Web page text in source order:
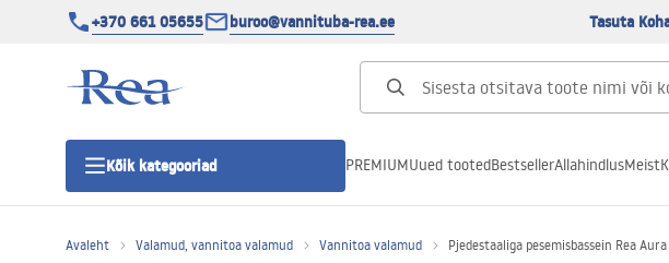
+370 661 05655 buroo@vannituba-rea.ee Tasuta
Kõik kategooriad PREMIUMUued tootedBestsellerAllahindlusMeist
Avaleht Valamud, vannitoa valamud Vannitoa valamud Pjedestaaliga pesemisbassein Rea